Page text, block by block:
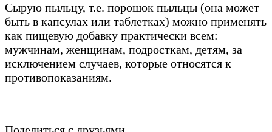
Сырую пыльцу, т.е. порошок пыльцы (она может
быть в капсулах или таблетках) можно применять
как пищевую добавку практически всем:
мужчинам, женщинам, подросткам, детям, за
исключением случаев, которые относятся к
противопоказаниям.